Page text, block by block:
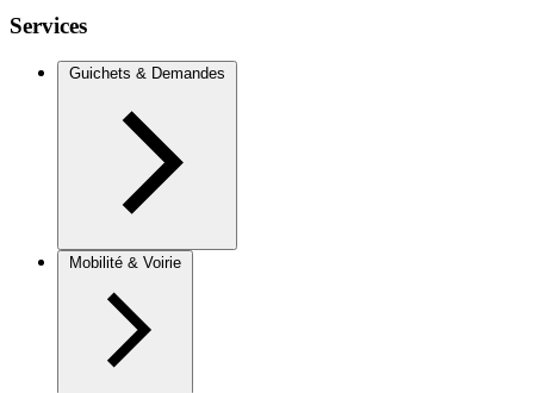
Services
Guichets & Demandes
Mobilité & Voirie